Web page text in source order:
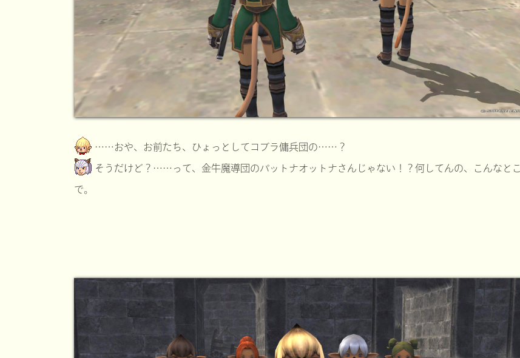
……おや、お前たち、ひょっとしてコブラ傭兵団の……？
そうだけど？……って、金牛魔導団のパットナオットナさんじゃない！？何してんの、こんなとこ
で。